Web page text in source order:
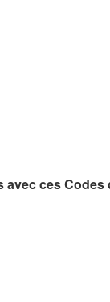
avec cesCodes